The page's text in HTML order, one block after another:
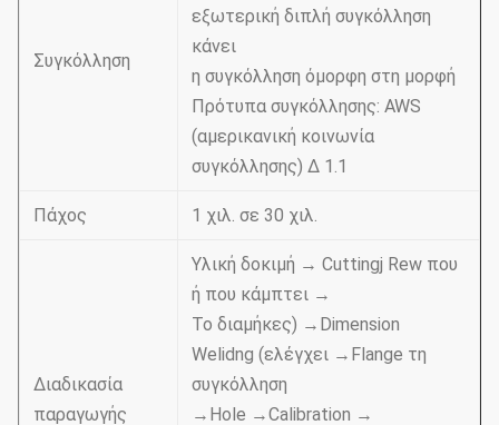
Συγκόλληση
εξωτερική διπλή συγκόλληση
κάνει
η συγκόλληση όμορφη στη μορφή
Πρότυπα συγκόλλησης: AWS
(αμερικανική κοινωνία
συγκόλλησης) Δ 1.1
Πάχος 1 χιλ. σε 30 χιλ.
Διαδικασία
παραγωγής
Υλική δοκιμή → Cuttingj Rew που
ή που κάμπτει →
Το διαμήκες) →Dimension
Welidng (ελέγχει →Flange τη
συγκόλληση
→Hole →Calibration →